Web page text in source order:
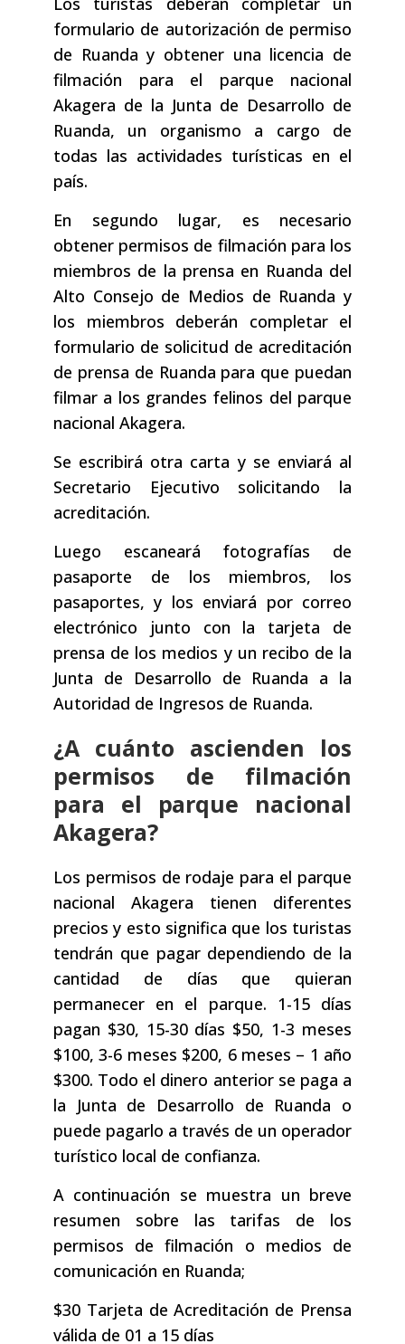
formulario de autorización de permiso
de Ruanda y obtener una licencia de
filmación para el parque nacional
Akagera de la Junta de Desarrollo de
Ruanda, un organismo a cargo de
todas las actividades turísticas en el
país.
En segundo lugar, es necesario
obtener permisos de filmación para los
miembros de la prensa en Ruanda del
Alto Consejo de Medios de Ruanda y
los miembros deberán completar el
formulario de solicitud de acreditación
de prensa de Ruanda para que puedan
filmar a los grandes felinos del parque
nacional Akagera.
Se escribirá otra carta y se enviará al
Secretario Ejecutivo solicitando la
acreditación.
Luego escaneará fotografías de
pasaporte de los miembros, los
pasaportes, y los enviará por correo
electrónico junto con la tarjeta de
prensa de los medios y un recibo de la
Junta de Desarrollo de Ruanda a la
Autoridad de Ingresos de Ruanda.
¿A cuánto ascienden los
permisos de filmación
para el parque nacional
Akagera?
Los permisos de rodaje para el parque
nacional Akagera tienen diferentes
precios y esto significa que los turistas
tendrán que pagar dependiendo de la
cantidad de días que quieran
permanecer en el parque. 1-15 días
pagan $30, 15-30 días $50, 1-3 meses
$100, 3-6 meses $200, 6 meses – 1 año
$300. Todo el dinero anterior se paga a
la Junta de Desarrollo de Ruanda o
puede pagarlo a través de un operador
turístico local de confianza.
A continuación se muestra un breve
resumen sobre las tarifas de los
permisos de filmación o medios de
comunicación en Ruanda;
$30 Tarjeta de Acreditación de Prensa
válida de 01 a 15 días